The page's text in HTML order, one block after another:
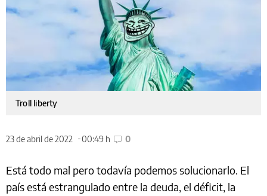
Troll liberty
23 de abril de 2022 00:49 h 0
Está todo mal pero todavía podemos solucionarlo. El
país está estrangulado entre la deuda, el déficit, la